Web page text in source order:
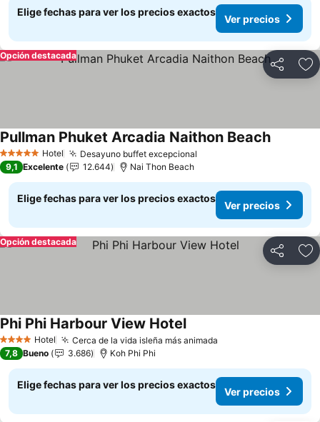
Elige fechas para ver los precios exactos
Ver precios
Compartir
Opción destacada
5 Estrellas Hotel Desayuno buffet excepcional
Pullman Phuket Arcadia Naithon BeachVer
9,1 Excelente 12.644 Nai Thon Beach
Elige fechas para ver los precios exactos
Ver precios
Compartir
Opción destacada
4 EstrellasHotel Cerca de la vida isleña más animada
Phi Phi Harbour View HotelVer precios
7,8 Bueno 3.686 Koh Phi Phi
Elige fechas para ver los precios exactos
Ver precios